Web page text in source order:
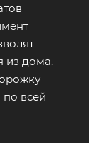
из дома.
всей